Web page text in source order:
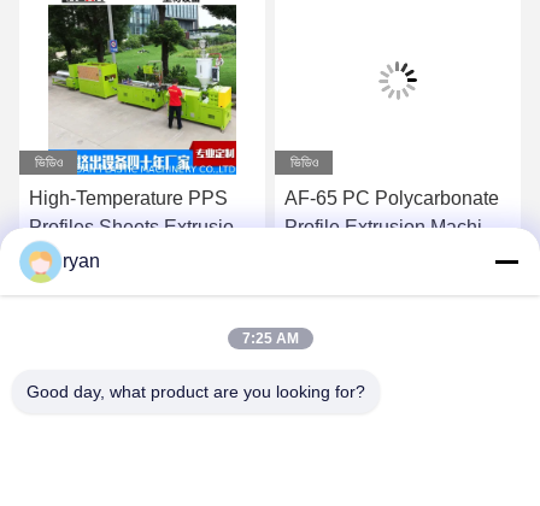
ভিডিও
High-Temperature PPS
Profiles Sheets Extrusion
Machine Production Line
,Polyphenylene Sulfide
ভিডিও
AF-65 PC Polycarbonate
Profile Extrusion Machine
ryan
7:25 AM
Good day, what product are you looking for?